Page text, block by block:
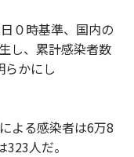
０時基準、国内の
し、累計感染者数
らかにし
よる感染者は6万8
例は323人だ。